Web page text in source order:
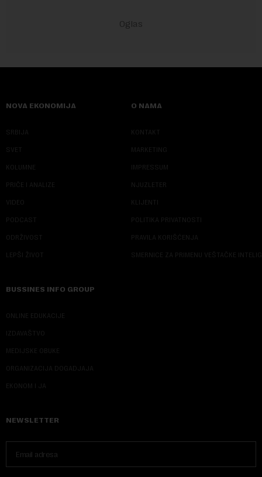
NOVA EKONOMIJA
SRBIJA
SVET
KOLUMNE
PRIČE I ANALIZE
VIDEO
PODCAST
ODRŽIVOST
LEPŠI ŽIVOT
O NAMA
KONTAKT
MARKETING
IMPRESSUM
NJUZLETER
KLIJENTI
POLITIKA PRIVATNOSTI
PRAVILA KORIŠĆENJA
SMERNICE ZA PRIMENU VEŠTAČKE
BUSSINES INFO GROUP
ONLINE EDUKACIJE
IZDAVAŠTVO
MEDIJSKE OBUKE
ORGANIZACIJA DOGADJAJA
EKONOM I JA
NEWSLETTER